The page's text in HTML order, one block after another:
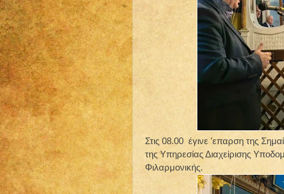
Στις 08.00 έγινε 'επαρση της
της Υπηρεσίας Διαχείρισης
Φιλαρμονικής.